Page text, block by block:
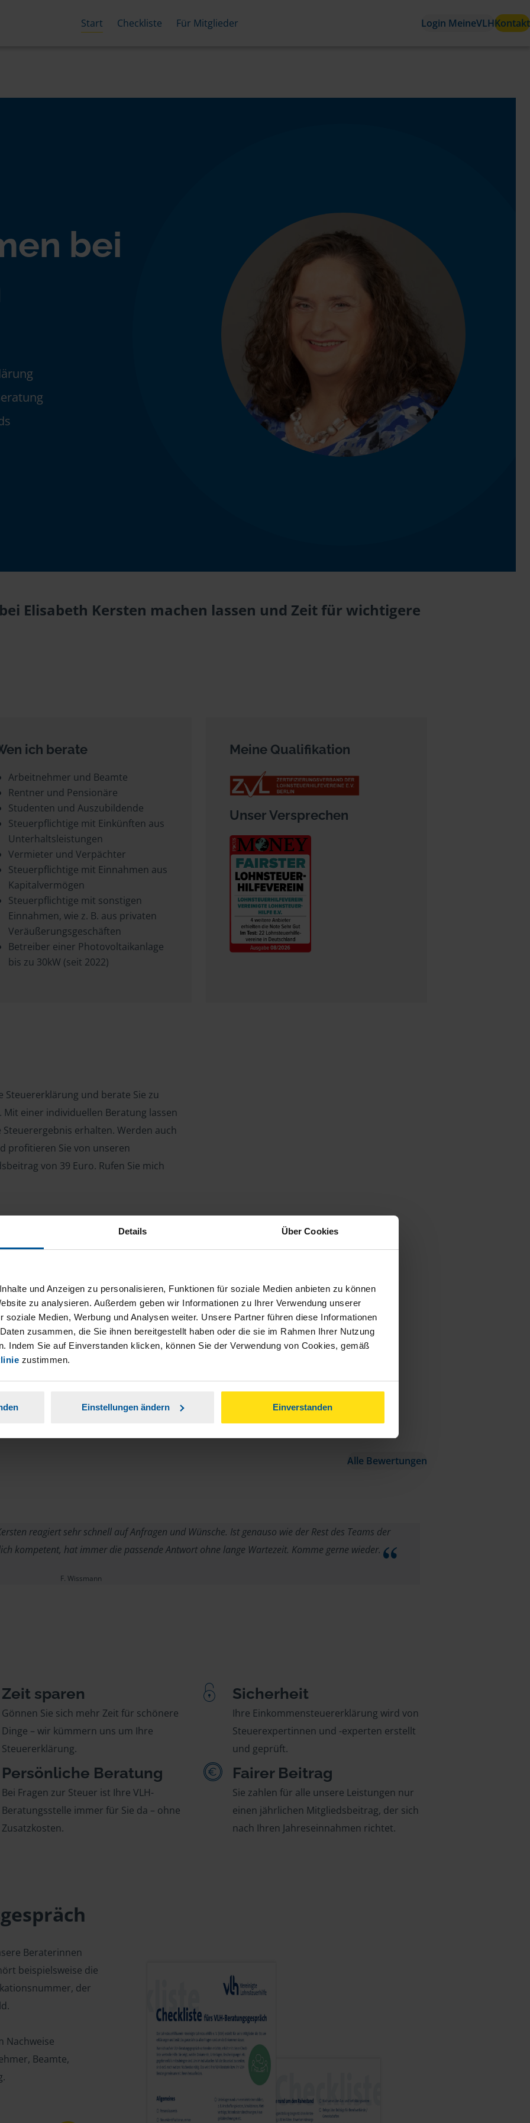
Details Über Cookies
und Anzeigen zu personalisieren, Funktionen für soziale Medien anbieten zu können
zu analysieren. Außerdem geben wir Informationen zu Ihrer Verwendung unserer
soziale Medien, Werbung und Analysen weiter. Unsere Partner führen diese Informationen
zusammen, die Sie ihnen bereitgestellt haben oder die sie im Rahmen Ihrer Nutzung
Indem Sie auf Einverstanden klicken, können Sie der Verwendung von Cookies, gemäß
zustimmen.
Einstellungen ändern Einverstanden
Start Checkliste Für Mitglieder Login MeineVLHKontakt
bei
Elisabeth Kersten machen lassen und Zeit für wichtigere
ich berate
Arbeitnehmer und Beamte
Rentner und Pensionäre
Studenten und Auszubildende
Steuerpflichtige mit Einkünften aus
Unterhaltsleistungen
Vermieter und Verpächter
Steuerpflichtige mit Einnahmen aus
Kapitalvermögen
Steuerpflichtige mit sonstigen
Einnahmen, wie z. B. aus privaten
Veräußerungsgeschäften
Betreiber einer Photovoltaikanlage
bis zu 30kW (seit 2022)
Meine Qualifikation
Unser Versprechen
und berate Sie zu
Mit einer individuellen Beratung lassen
erhalten. Werden auch
profitieren Sie von unseren
von 39 Euro. Rufen Sie mich
Arbeitnehmer, Beamte, Auszubildende,
(StBerG). Auch bei Einkünften
der geeignete Dienstleister für Sie.
Tätigkeit und umsatzsteuerpflichtigen
Alle Bewertungen
reagiert sehr schnell auf Anfragen und Wünsche. Ist genauso wie der Rest des Teams der
kompetent, hat immer die passende Antwort ohne lange Wartezeit. Komme gerne wieder.
F. Wissmann
Zeit sparen
Gönnen Sie sich mehr Zeit für schönere
Dinge – wir kümmern uns um Ihre
Steuererklärung.
Sicherheit
Ihre Einkommensteuererklärung wird von
Steuerexpertinnen und -experten erstellt
und geprüft.
Persönliche Beratung
Bei Fragen zur Steuer ist Ihre VLH-
Beratungsstelle immer für Sie da – ohne
Zusatzkosten.
Fairer Beitrag
Sie zahlen für alle unsere Leistungen nur
einen jährlichen Mitgliedsbeitrag, der sich
nach Ihren Jahreseinnahmen richtet.
Beraterinnen
beispielsweise die
der
Nachweise
Beamte,